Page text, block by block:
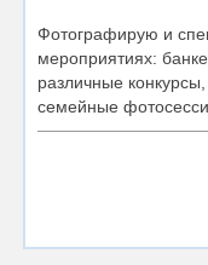
Фотографирую и
мероприятиях:
различные
семейные